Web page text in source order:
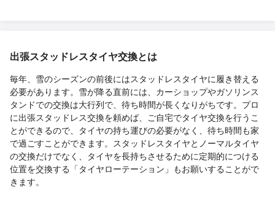
出張スタッドレスタイヤ交換とは
毎年、雪のシーズンの前後にはスタッドレスタイヤに履き替える
必要があります。雪が降る直前には、カーショップやガソリンス
タンドでの交換は大行列で、待ち時間が長くなりがちです。プロ
に出張スタッドレス交換を頼めば、ご自宅でタイヤ交換を行うこ
とができるので、タイヤの持ち運びの必要がなく、待ち時間も家
で過ごすことができます。スタッドレスタイヤとノーマルタイヤ
の交換だけでなく、タイヤを長持ちさせるために定期的につける
位置を交換する「タイヤローテーション」もお願いすることがで
きます。